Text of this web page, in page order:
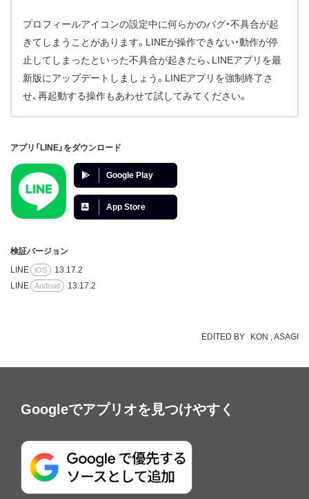
プロフィールアイコンの設定中に何らかのバグ・不具合が起
きてしまうことがあります。LINEが操作できない・動作が停
止してしまったといった不具合が起きたら、LINEアプリを最
新版にアップデートしましょう。LINEアプリを強制終了さ
せ、再起動する操作もあわせて試してみてください。
アプリ「LINE」をダウンロード
Google Play
App Store
検証バージョン
LINE
iOS
13.17.2
LINE
Android 13.17.2
EDITED BY KON ASAGI
Googleでアプリオを見つけやすく